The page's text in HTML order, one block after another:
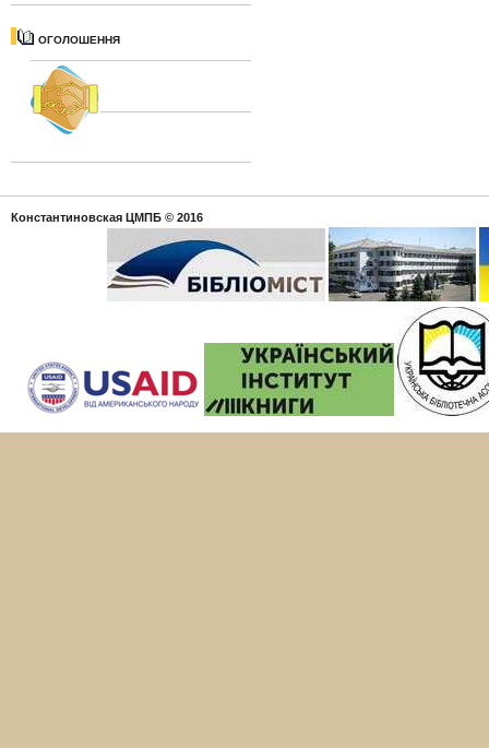
ОГОЛОШЕННЯ
Константиновская ЦМПБ © 2016